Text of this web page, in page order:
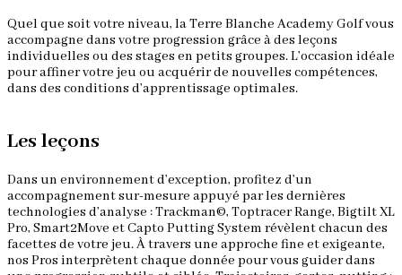
Quel que soit votre niveau, la Terre Blanche Academy Golf vous
accompagne dans votre progression grâce à des leçons
individuelles ou des stages en petits groupes. L’occasion idéale
pour affiner votre jeu ou acquérir de nouvelles compétences,
dans des conditions d’apprentissage optimales.
Les leçons
Dans un environnement d’exception, profitez d’un
accompagnement sur-mesure appuyé par les dernières
technologies d’analyse : Trackman©, Toptracer Range, Bigtilt XL
Pro, Smart2Move et Capto Putting System révèlent chacun des
facettes de votre jeu. À travers une approche fine et exigeante,
nos Pros interprètent chaque donnée pour vous guider dans